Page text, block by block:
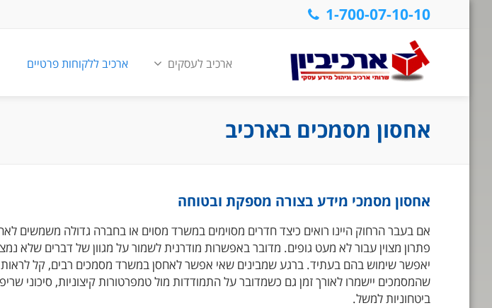
1-700-07-10-10
ארכיב לעסקים ארכיב ללקוחות פרטיים
אחסון מסמכים בארכיב
אחסון מסמכי מידע בצורה מספקת ובטוחה
אם בעבר הרחוק היינו רואים כיצד חדרים מסוימים במשרד מסוים או בחברה גדולה משמשים
פתרון מצוין עבור לא מעט גופים. מדובר באפשרות מודרנית לשמור על מגוון של דברים
יאפשר שימוש בהם בעתיד. ברגע שמבינים שאי אפשר לאחסן במשרד מסמכים רבים, קל לראות
שהמסמכים יישמרו לאורך זמן גם כשמדובר על התמודדות מול טמפרטורות קיצוניות, סיכוני
ביטחוניות למשל.